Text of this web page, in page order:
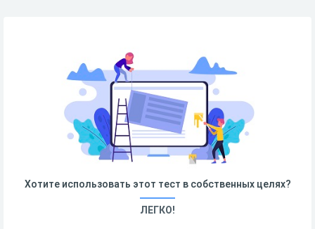
Хотите использовать этот тест в собственных целях?
ЛЕГКО!